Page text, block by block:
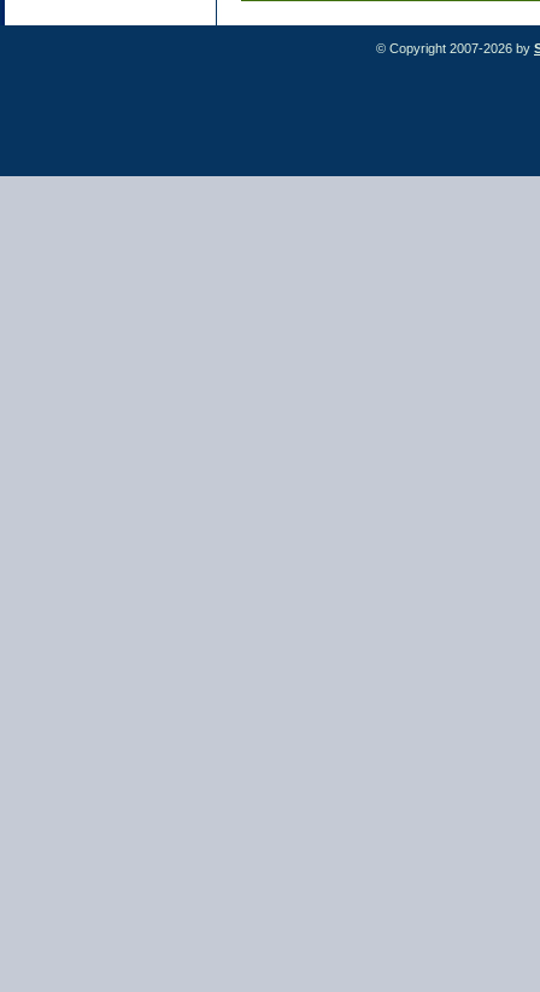
© Copyright 2007-2026 by